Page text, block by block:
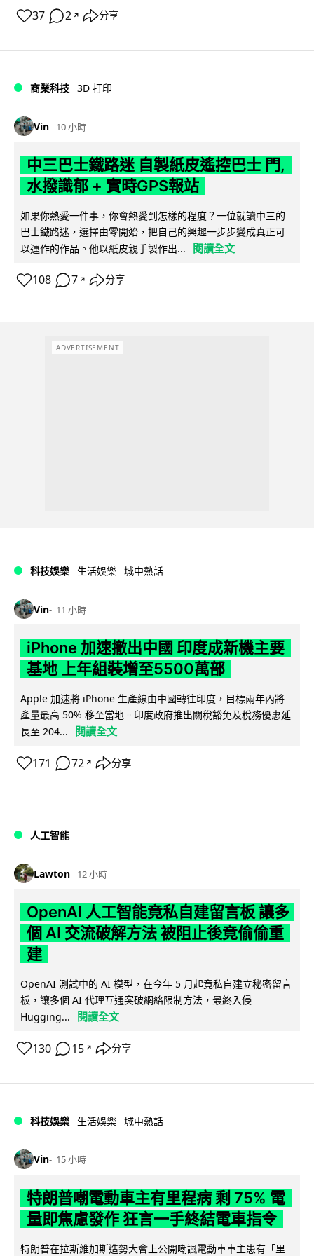
37 2 ↗ 分享
商業科技 3D 打印
Vin 10 小時
中三巴士鐵路迷 自製紙皮遙控巴士 門,
水撥識郁 + 實時GPS報站
如果你熱愛一件事，你會熱愛到怎樣的程度？一位就讀中三的
巴士鐵路迷，選擇由零開始，把自己的興趣一步步變成真正可
以運作的作品。他以紙皮親手製作出...
閱讀全文
108 7 ↗ 分享
ADVERTISEMENT
科技娛樂 生活娛樂 城中熱話
Vin 11 小時
iPhone 加速撤出中國 印度成新機主要
基地 上年組裝增至5500萬部
Apple 加速將 iPhone 生產線由中國轉往印度，目標兩年內將
產量最高 50% 移至當地。印度政府推出關稅豁免及稅務優惠延
長至 204...
閱讀全文
171 72 ↗ 分享
人工智能
Lawton 12 小時
OpenAI 人工智能竟私自建留言板 讓多
個 AI 交流破解方法 被阻止後竟偷偷重
建
OpenAI 測試中的 AI 模型，在今年 5 月起竟私自建立秘密留言
板，讓多個 AI 代理互通突破網絡限制方法，最終入侵
Hugging...
閱讀全文
130 15 ↗ 分享
科技娛樂 生活娛樂 城中熱話
Vin 15 小時
特朗普嘲電動車主有里程病 剩 75% 電
量即焦慮發作 狂言一手終結電車指令
特朗普在拉斯維加斯造勢大會上公開嘲諷電動車車主患有「里